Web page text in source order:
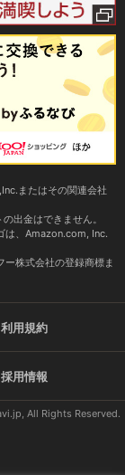
またはその関連会社
出金はできません。
は、Amazon.com, Inc.
株式会社の登録商標ま
利用規約
採用情報
All Rights Reserved.